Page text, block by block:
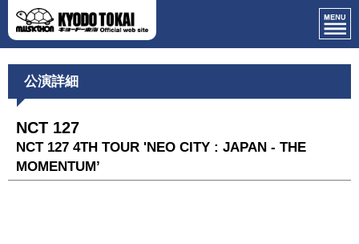
公演詳細
NCT 127
NCT 127 4TH TOUR 'NEO CITY : JAPAN - THE
MOMENTUM’